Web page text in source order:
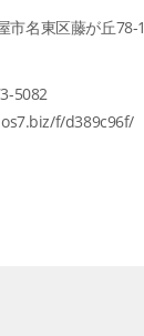
市名東区藤が丘78-1
5082
f/d389c96f/